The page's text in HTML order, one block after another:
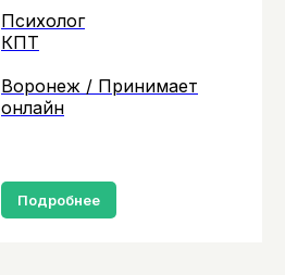
Психолог
КПТ
Воронеж / Принимает
онлайн
Подробнее